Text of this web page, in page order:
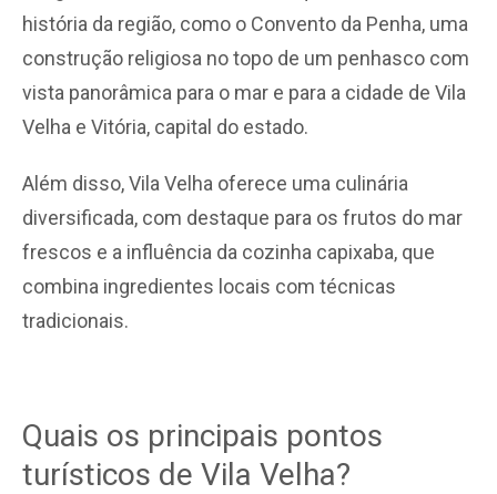
história da região, como o Convento da Penha, uma
construção religiosa no topo de um penhasco com
vista panorâmica para o mar e para a cidade de Vila
Velha e Vitória, capital do estado.
Além disso, Vila Velha oferece uma culinária
diversificada, com destaque para os frutos do mar
frescos e a influência da cozinha capixaba, que
combina ingredientes locais com técnicas
tradicionais.
Quais os principais pontos
turísticos de Vila Velha?